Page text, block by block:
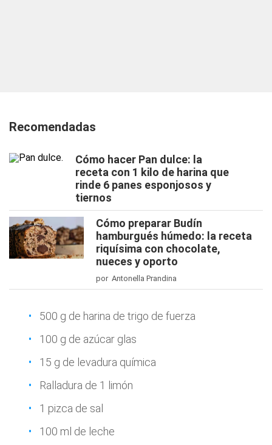
Recomendadas
Cómo hacer Pan dulce: la
receta con 1 kilo de harina que
rinde 6 panes esponjosos y
tiernos
Cómo preparar Budín
hamburgués húmedo: la receta
riquísima con chocolate,
nueces y oporto
por Antonella Prandina
500 g de harina de trigo de fuerza
100 g de azúcar glas
15 g de levadura química
Ralladura de 1 limón
1 pizca de sal
100 ml de leche